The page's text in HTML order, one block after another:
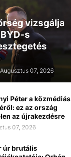
vizsgálja
s
Augusztus 07, 2026
Péter a közmédiás
ez az ország
az újrakezdésre
07, 2026
úr brutális